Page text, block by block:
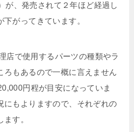
が、発売されて２年ほど経過し
がってきています。
店で使用するパーツの種類やラ
ろもあるので一概に言えません
円程が目安になっていま
にもよりますので、それぞれの
す。